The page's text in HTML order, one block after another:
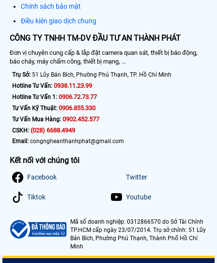
Chính sách bảo mật
Điều kiện giao dịch chung
CÔNG TY TNHH TM-DV ĐẦU TƯ AN THÀNH PHÁT
Đơn vị chuyên cung cấp & lắp đặt camera quan sát, thiết bị báo động,
báo cháy, máy chấm công, thiết bị mạng, ...
Trụ Sở: 51 Lũy Bán Bích, Phường Phú Thạnh, TP. Hồ Chí Minh
Hotline Tư Vấn: 0938.11.23.99
Hotline Tư Vấn 1: 0906.72.73.77
Tư Vấn Kỹ Thuật: 0906.855.330
Tư Vấn Mua Hàng: 0902.452.577
CSKH: (028) 6688.4949
Email: congngheanthanhphat@gmail.com
Kết nối với chúng tôi
Facebook Twitter
Tiktok Youtube
Mã số doanh nghiệp: 0312866570 do Sở Tài Chính
TP.HCM cấp ngày 23/07/2014. Trụ sở chính: 51 Lũy
Bán Bích, Phường Phú Thạnh, Thành Phố Hồ Chí
Minh